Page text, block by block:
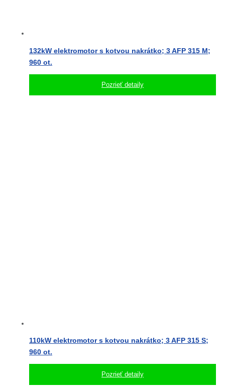
132kW elektromotor s kotvou nakrátko; 3 AFP 315 M;
960 ot.
Pozrieť detaily
110kW elektromotor s kotvou nakrátko; 3 AFP 315 S;
960 ot.
Pozrieť detaily